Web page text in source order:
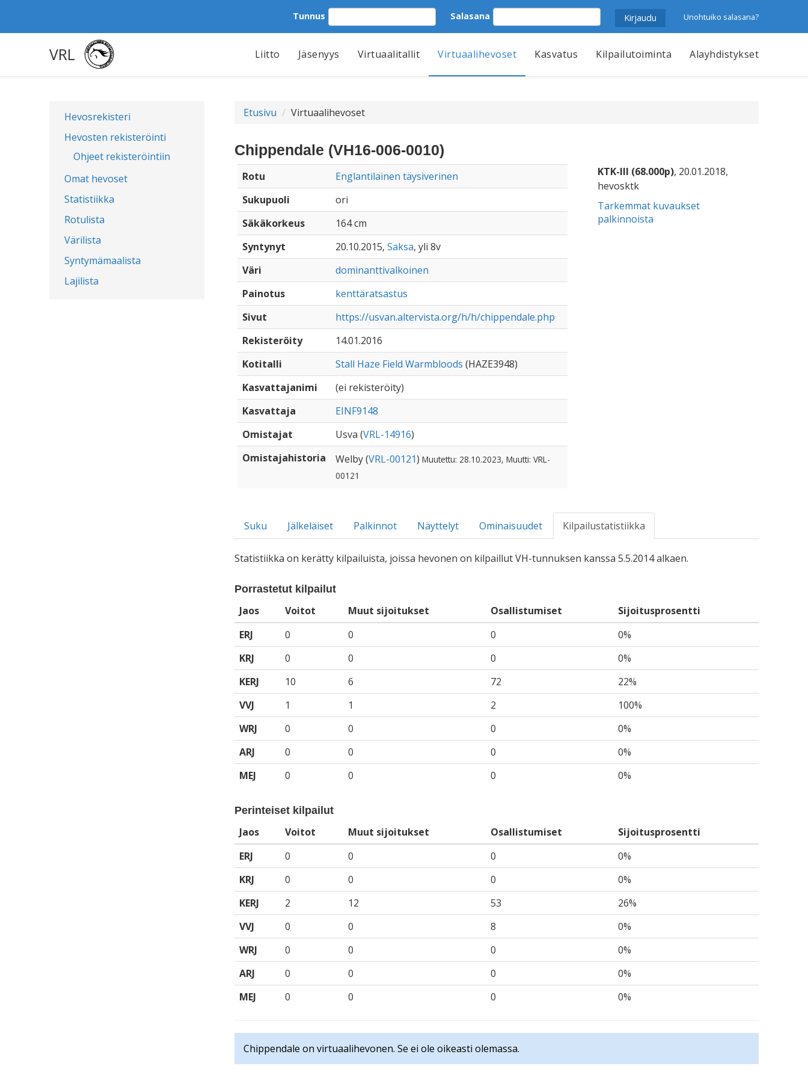
Tunnus Salasana Unohtuiko salasana?
VRL Liitto Jäsenyys Virtuaalitallit Virtuaalihevoset Kasvatus Kilpailutoiminta Alayhdistykset
Hevosrekisteri
Hevosten rekisteröinti
Ohjeet rekisteröintiin
Omat hevoset
Statistiikka
Rotulista
Värilista
Syntymämaalista
Lajilista
Etusivu Virtuaalihevoset
Chippendale (VH16-006-0010)
Rotu
Englantilainen täysiverinen
Sukupuoli
ori
Säkäkorkeus
164 cm
Syntynyt
20.10.2015, Saksa, yli 8v
Väri
dominanttivalkoinen
Painotus
kenttäratsastus
Sivut
https://usvan.altervista.org/h/h/chippendale.php
Rekisteröity
14.01.2016
Kotitalli
Stall Haze Field Warmbloods (HAZE3948)
Kasvattajanimi
(ei rekisteröity)
Kasvattaja
EINF9148
Omistajat
Usva (VRL-14916)
Omistajahistoria
Welby (VRL-00121) Muutettu: 28.10.2023, Muutti: VRL-
00121
KTK-III (68.000p), 20.01.2018,
hevosktk
Tarkemmat kuvaukset
palkinnoista
Suku Jälkeläiset Palkinnot Näyttelyt Ominaisuudet Kilpailustatistiikka
Statistiikka on kerätty kilpailuista, joissa hevonen on kilpaillut VH-tunnuksen kanssa 5.5.2014 alkaen.
Porrastetut kilpailut
Jaos Voitot Muut sijoitukset Osallistumiset
Sijoitusprosentti
ERJ
0 0 0
0%
KRJ
0 0 0
0%
KERJ
10 6 72
22%
VVJ
1 1 2
100%
WRJ
0 0 0
0%
ARJ
0 0 0
0%
MEJ
0 0 0 0%
Perinteiset kilpailut
Jaos Voitot Muut sijoitukset Osallistumiset
Sijoitusprosentti
ERJ
0 0 0
0%
KRJ
0 0 0
0%
KERJ
2 12 53
26%
VVJ
0 0 8
0%
WRJ
0 0 0
0%
ARJ
0 0 0
0%
MEJ
0 0 0 0%
Chippendale on virtuaalihevonen. Se ei ole oikeasti olemassa.